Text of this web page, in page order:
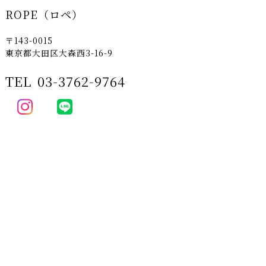
ROPE（ロペ）
〒143-0015
東京都大田区大森西3-16-9
TEL 03-3762-9764